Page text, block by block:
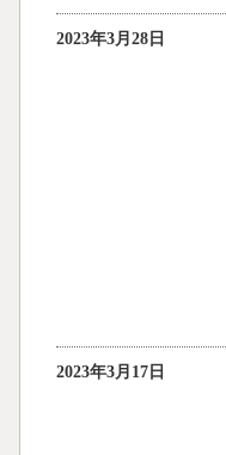
2023年3月28日
2023年3月17日